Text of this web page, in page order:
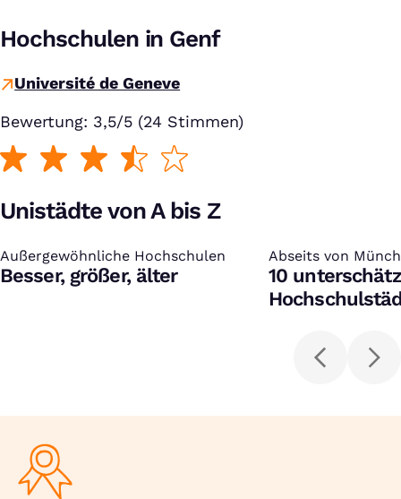
Hochschulen in Genf
Université de Geneve
Bewertung: 3,5/5 (24 Stimmen)
Unistädte von A bis Z
Außergewöhnliche Hochschulen
:
Besser, größer, älter
Abseits von
:
10